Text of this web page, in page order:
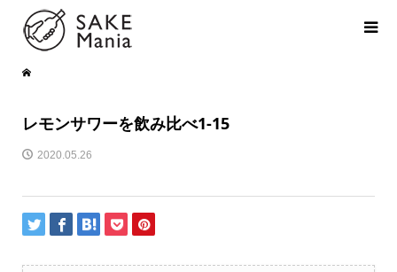
レモンサワーを飲み比べ1-15
2020.05.26